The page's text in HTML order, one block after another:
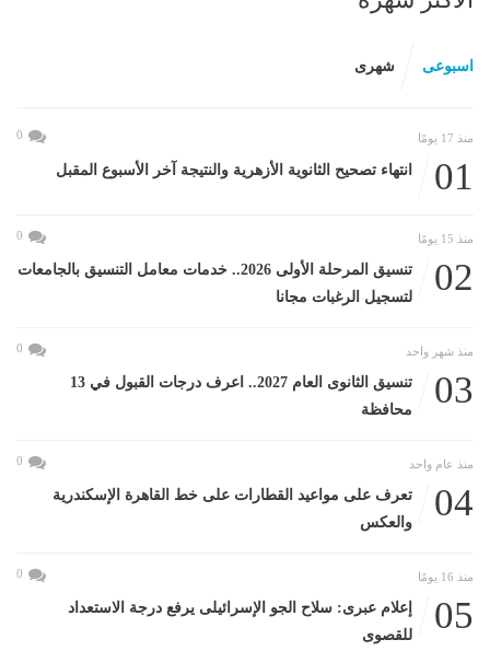
اسبوعى شهرى
منذ 17 يومًا 0
01 انتهاء تصحيح الثانوية الأزهرية والنتيجة آخر الأسبوع المقبل
منذ 15 يومًا 0
02
تنسيق المرحلة الأولى 2026.. خدمات معامل التنسيق بالجامعات
لتسجيل الرغبات مجانا
منذ شهر واحد 0
03
تنسيق الثانوى العام 2027.. اعرف درجات القبول في 13
محافظة
منذ عام واحد 0
04
تعرف على مواعيد القطارات على خط القاهرة الإسكندرية
والعكس
منذ 16 يومًا 0
05
إعلام عبرى: سلاح الجو الإسرائيلى يرفع درجة الاستعداد
للقصوى